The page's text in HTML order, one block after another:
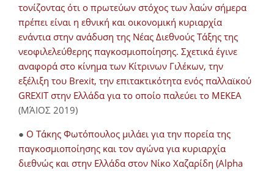
τονίζοντας ότι ο πρωτεύων στόχος των λαών σήμερα
πρέπει είναι η εθνική και οικονομική κυριαρχία
ενάντια στην ανάδυση της Νέας Διεθνούς Τάξης της
νεοφιλελεύθερης παγκοσμιοποίησης. Σχετικά έγινε
αναφορά στο κίνημα των Κίτρινων Γιλέκων, την
εξέλιξη του Brexit, την επιτακτικότητα ενός παλλαϊκού
GREXIT στην Ελλάδα για το οποίο παλεύει το ΜΕΚΕΑ
(ΜΆΙΟΣ 2019)
● Ο Τάκης Φωτόπουλος μιλάει για την πορεία της
παγκοσμιοποίησης και τον αγώνα για κυριαρχία
διεθνώς και στην Ελλάδα στον Νίκο Χαζαρίδη (Alpha